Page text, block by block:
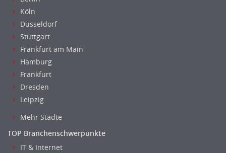
Köln
Düsseldorf
Stuttgart
Frankfurt am Main
Hamburg
Frankfurt
Dresden
Leipzig
Mehr Städte
TOP Branchenschwerpunkte
IT & Internet